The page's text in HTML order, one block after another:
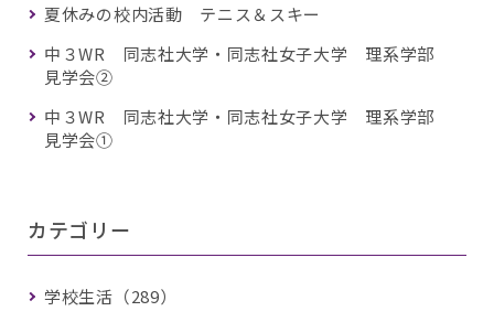
夏休みの校内活動 テニス＆スキー
中３WR 同志社大学・同志社女子大学 理系学部
見学会②
中３WR 同志社大学・同志社女子大学 理系学部
見学会①
カテゴリー
学校生活（289）